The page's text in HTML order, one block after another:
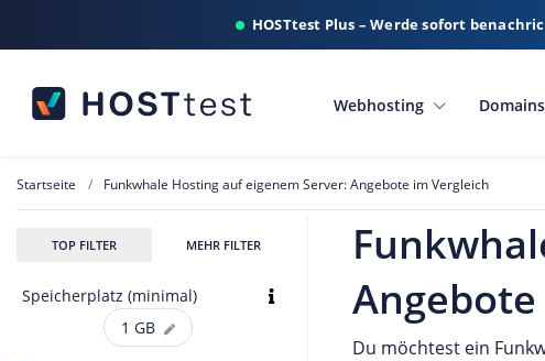
HOSTtest Plus – Werde sofort
Webhosting Domains
Startseite Funkwhale Hosting auf eigenem Server: Angebote im Vergleich
TOP FILTER MEHR FILTER
Speicherplatz (minimal)
1 GB
Du möchtest ein